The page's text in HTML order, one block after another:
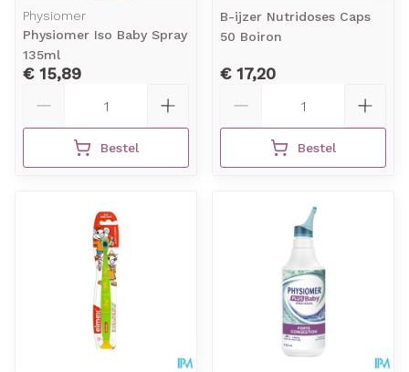
Physiomer
Physiomer Iso Baby Spray
135ml
€ 15,89
Bestel
B-ijzer Nutridoses Caps
50 Boiron
€ 17,20
Bestel